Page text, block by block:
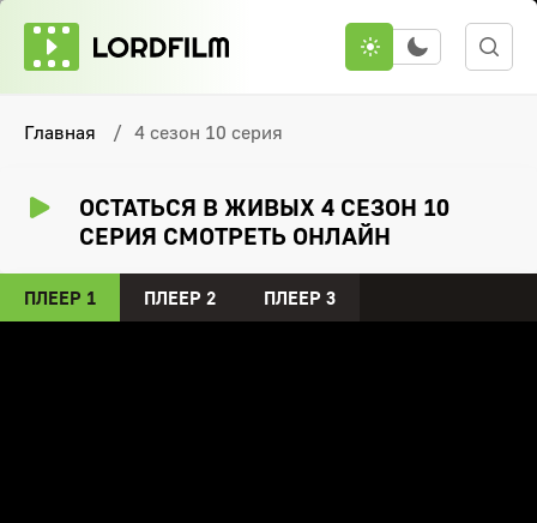
Главная 4 сезон 10 серия
ОСТАТЬСЯ В ЖИВЫХ 4 СЕЗОН 10
СЕРИЯ СМОТРЕТЬ ОНЛАЙН
ПЛЕЕР 1 ПЛЕЕР 2 ПЛЕЕР 3